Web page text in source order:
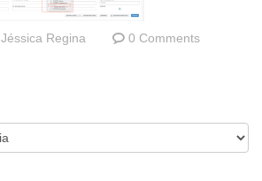
Jéssica Regina 0 Comments